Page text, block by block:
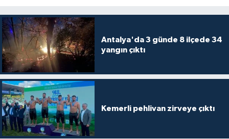
Antalya'da 3 günde 8 ilçede 34
yangın çıktı
Kemerli pehlivan zirveye çıktı